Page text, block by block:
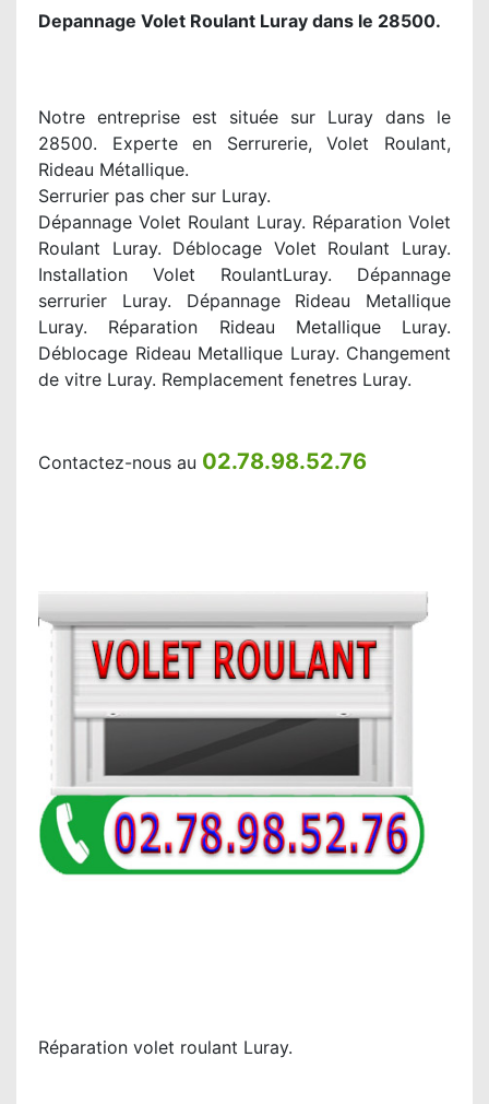
Depannage Volet Roulant Luray dans le 28500.
Notre entreprise est située sur Luray dans le
28500. Experte en Serrurerie, Volet Roulant,
Rideau Métallique.
Serrurier pas cher sur Luray.
Dépannage Volet Roulant Luray. Réparation Volet
Roulant Luray. Déblocage Volet Roulant Luray.
Installation Volet RoulantLuray. Dépannage
serrurier Luray. Dépannage Rideau Metallique
Luray. Réparation Rideau Metallique Luray.
Déblocage Rideau Metallique Luray. Changement
de vitre Luray. Remplacement fenetres Luray.
Contactez-nous au 02.78.98.52.76
Réparation volet roulant Luray.